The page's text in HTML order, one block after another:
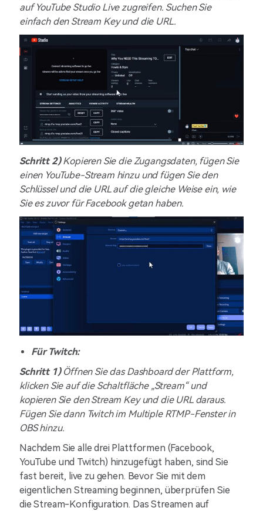
auf YouTube StudioLive zugreifen. Suchen Sie
einfach den Stream Key und die URL.
Schritt 2)Kopieren Sie die Zugangsdaten, fügen Sie
einen YouTube-Stream hinzu und fügen Sie den
Schlüssel und die URL auf die gleiche Weise ein, wie
Sie es zuvor für Facebook getan haben.
Für Twitch:
Schritt 1)Öffnen Sie das Dashboard der Plattform,
klicken Sie auf die Schaltfläche „Stream“ und
kopieren Sie den Stream Key und die URL daraus.
Fügen Sie dann Twitch im Multiple RTMP-Fenster in
OBS hinzu.
Nachdem Sie alle drei Plattformen (Facebook,
YouTube und Twitch) hinzugefügt haben, sind Sie
fast bereit, live zu gehen. Bevor Sie mit dem
eigentlichen Streaming beginnen, überprüfen Sie
die Stream-Konfiguration. Das Streamen auf